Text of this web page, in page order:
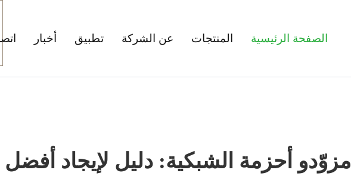
الصفحة الرئيسية المنتجات عن الشركة تطبيق أخبار
مزوّدو أحزمة الشبكية: دليل لإيجاد أفضل